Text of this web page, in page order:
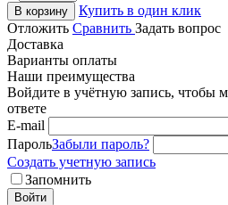
В корзину
Купить в один клик
Отложить Сравнить Задать вопрос
Доставка
Варианты оплаты
Наши преимущества
Войдите в учётную запись, чтобы
ответе
E-mail
ПарольЗабыли пароль?
Создать учетную запись
Запомнить
Войти